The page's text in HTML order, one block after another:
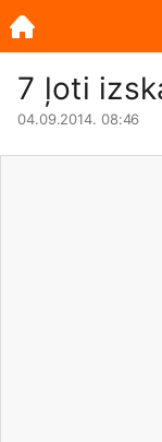
7 ļoti
04.09.2014. 08:46